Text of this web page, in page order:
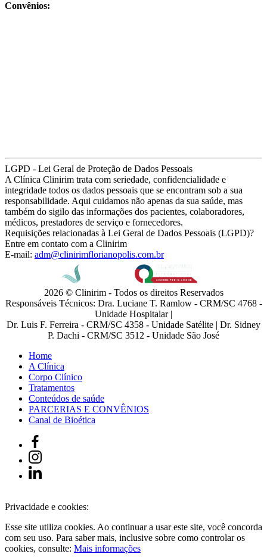
Convênios:
LGPD - Lei Geral de Proteção de Dados Pessoais
A Clínica Clinirim trata com seriedade, confidencialidade e
integridade todos os dados pessoais que se encontram sob a sua
responsabilidade. Aqui cuidamos não apenas da sua saúde, mas
também do sigilo das informações dos pacientes, colaboradores,
médicos, prestadores de serviço e fornecedores.
Requisições relacionadas à Lei Geral de Dados Pessoais (LGPD)?
Entre em contato com a Clinirim
E-mail: adm@clinirimflorianopolis.com.br
2026 © Clinirim - Todos os direitos Reservados
Responsáveis Técnicos: Dra. Luciane T. Ramlow - CRM/SC 4768 -
Unidade Hospitalar |
Dr. Luis F. Ferreira - CRM/SC 4358 - Unidade Satélite | Dr. Sidney
P. Dachi - CRM/SC 3512 - Unidade São José
Home
A Clínica
Corpo Clínico
Tratamentos
Conteúdos de saúde
PARCERIAS E CONVÊNIOS
Canal de Bioética
Privacidade e cookies:
Esse site utiliza cookies. Ao continuar a usar este site, você concorda
com seu uso. Para saber mais, inclusive sobre como controlar os
cookies, consulte: Mais informações